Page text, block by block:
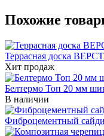
Похожие
Террасная доска
Хит продаж
Белтермо Топ 20 мм
В наличии
Фиброцементный